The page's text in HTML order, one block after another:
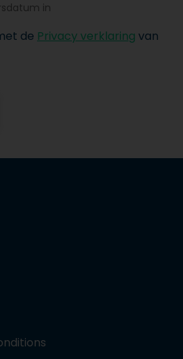
in
de Privacy verklaring van